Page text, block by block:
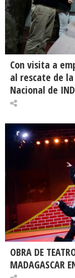
Con visita a
al rescate de
Nacional de
OBRA DE
MADAGASCAR